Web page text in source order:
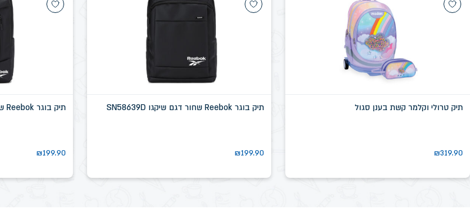
תיק טרולי וקלמר קשת בענן סגול
₪319.90
תיק בוגר Reebok שחור דגם שיקגו SN58639D
₪199.90
תיק בוגר Reebok שחור דגם סיאטל SN58637D
₪199.90